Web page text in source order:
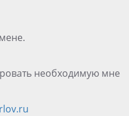
необходимую мне